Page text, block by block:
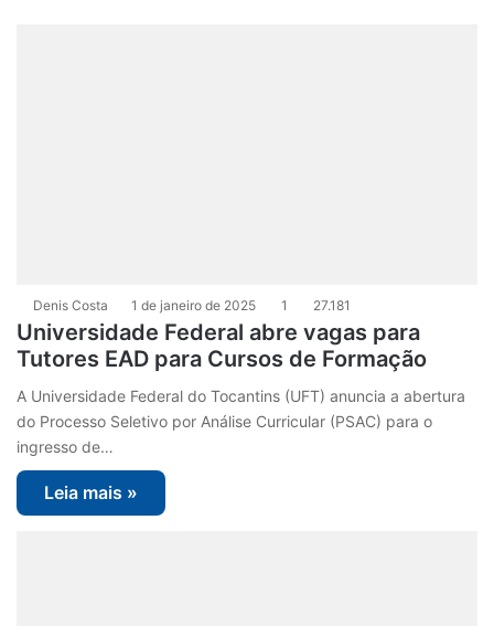
Denis Costa 1 de janeiro de 2025 1 27.181
Universidade Federal abre vagas para
Tutores EAD para Cursos de Formação
A Universidade Federal do Tocantins (UFT) anuncia a abertura
do Processo Seletivo por Análise Curricular (PSAC) para o
ingresso de…
Leia mais »